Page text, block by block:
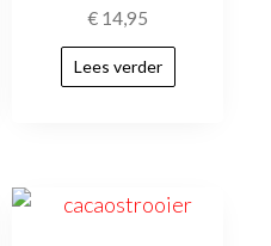
€ 14,95
Lees verder